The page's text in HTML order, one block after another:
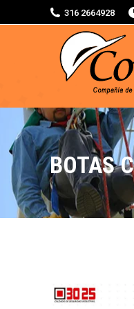
316 2664928
BOTAS